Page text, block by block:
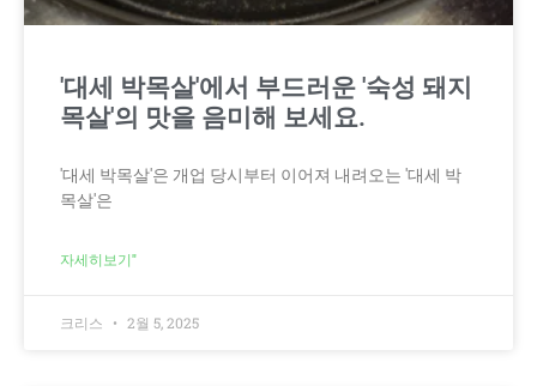
'대세 박목살'에서 부드러운 '숙성 돼지
목살'의 맛을 음미해 보세요.
'대세 박목살'은 개업 당시부터 이어져 내려오는 '대세 박
목살'은
자세히보기"
크리스 2월 5, 2025